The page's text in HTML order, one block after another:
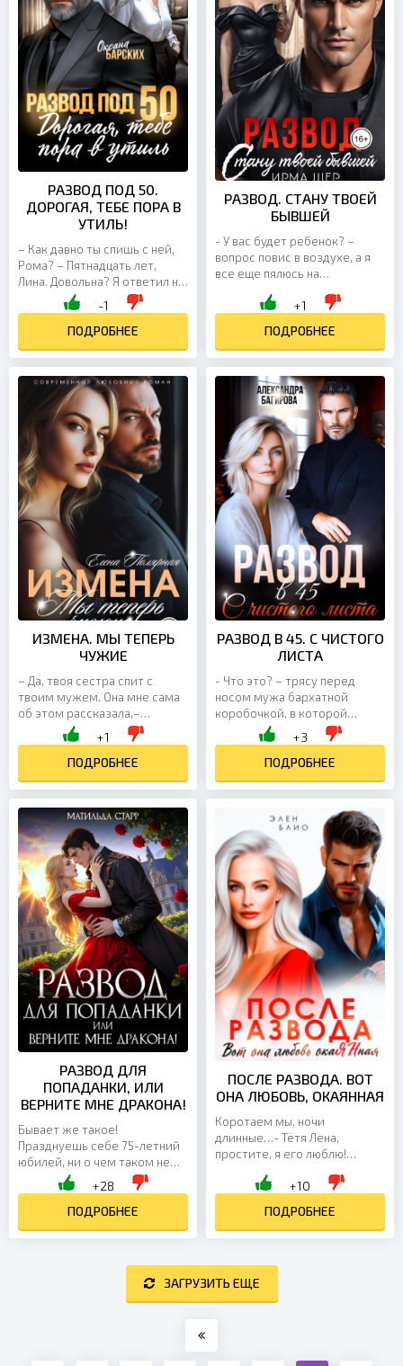
РАЗВОД ПОД 50.
ДОРОГАЯ, ТЕБЕ ПОРА В
УТИЛЬ!
– Как давно ты спишь с ней,
Рома? – Пятнадцать лет,
Лина. Довольна? Я ответил на
твой вопрос? Муж, с
которым мы прожили вместе
тридцать лет, прошли...
-1
ПОДРОБНЕЕ
РАЗВОД. СТАНУ ТВОЕЙ
БЫВШЕЙ
- У вас будет ребенок? –
вопрос повис в воздухе, а я
все еще пялюсь на
брюнетки. - Ты ведь говорил,
+1
ПОДРОБНЕЕ
ИЗМЕНА. МЫ ТЕПЕРЬ
ЧУЖИЕ
– Да, твоя сестра спит с
твоим мужем. Она мне сама
об этом рассказала,–
немного ехидно произнесла
Маша, тут же рассмеявшись.
– Она даже два раза...
+1
ПОДРОБНЕЕ
РАЗВОД В 45. С ЧИСТОГО
ЛИСТА
- Что это? – трясу перед
носом мужа бархатной
коробочкой, в которой
лежит тест на беременность
с двумя полосками. - Мое
будущее, - выхватывает у
меня...
+3
ПОДРОБНЕЕ
РАЗВОД ДЛЯ
ПОПАДАНКИ, ИЛИ
ВЕРНИТЕ МНЕ ДРАКОНА!
Бывает же такое!
Празднуешь себе 75-летний
юбилей, ни о чем таком не
думаешь, и раз - ты уже в
другом мире, в теле
красавицы княгини. Здесь у
тебя...
+28
ПОДРОБНЕЕ
ПОСЛЕ РАЗВОДА. ВОТ
ОНА ЛЮБОВЬ, ОКАЯННАЯ
Коротаем мы, ночи
длинные…- Тётя Лена,
простите, я его люблю!
Простить подружку дочери,
мужа?Простите,...
+10
ПОДРОБНЕЕ
ЗАГРУЗИТЬ ЕЩЕ